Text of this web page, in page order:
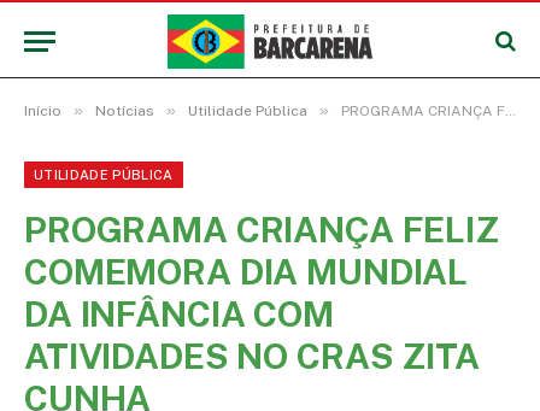
Início » Notícias » Utilidade Pública » PROGRAMA CRIANÇA FELIZ COMEMORA DIA MUNDIAL DA INFÂNCIA COM ATIVIDADES NO CRAS ZITA CUNHA
UTILIDADE PÚBLICA
PROGRAMA CRIANÇA FELIZ
COMEMORA DIA MUNDIAL
DA INFÂNCIA COM
ATIVIDADES NO CRAS ZITA
CUNHA